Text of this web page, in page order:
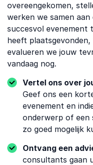
overeengekomen,
werken we samen
succesvol evenement
heeft
evalueren we jouw
vandaag nog.
Vertel ons over
Geef ons een
evenement en
onderwerp of een
zo goed mogelijk
Ontvang een
consultants gaan